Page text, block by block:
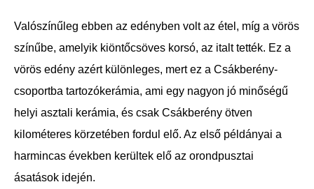
Valószínűleg ebben az edényben volt az étel, míg a vörös
színűbe, amelyik kiöntőcsöves korsó, az italt tették. Ez a
vörös edény azért különleges, mert ez a Csákberény-
csoportba tartozókerámia, ami egy nagyon jó minőségű
helyi asztali kerámia, és csak Csákberény ötven
kilométeres körzetében fordul elő. Az első példányai a
harmincas években kerültek elő az orondpusztai
ásatások idején.